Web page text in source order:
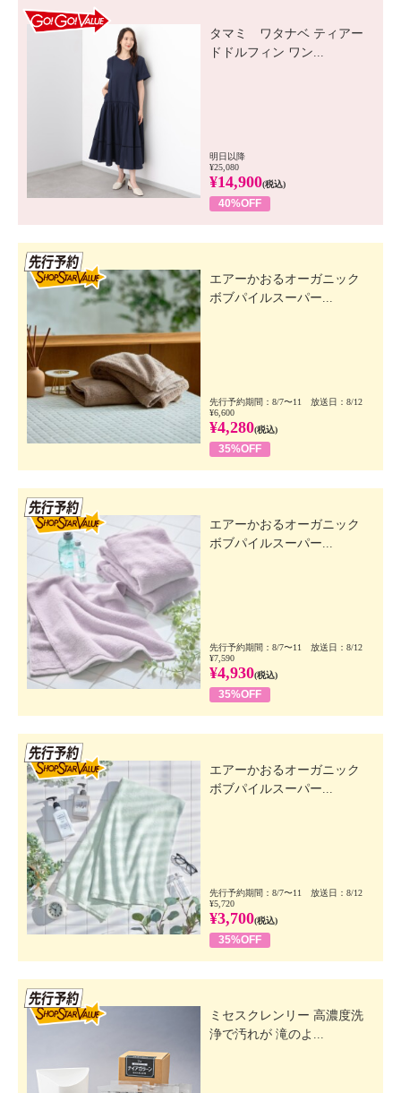
タマミ ワタナベ ティアー
ドドルフィン ワン...
明日以降
¥25,080
¥14,900(税込)
40%OFF
エアーかおるオーガニック
ボブパイルスーパー...
先行予約期間：8/7〜11 放送日：8/12
¥6,600
¥4,280(税込)
35%OFF
エアーかおるオーガニック
ボブパイルスーパー...
先行予約期間：8/7〜11 放送日：8/12
¥7,590
¥4,930(税込)
35%OFF
エアーかおるオーガニック
ボブパイルスーパー...
先行予約期間：8/7〜11 放送日：8/12
¥5,720
¥3,700(税込)
35%OFF
ミセスクレンリー 高濃度洗
浄で汚れが 滝のよ...